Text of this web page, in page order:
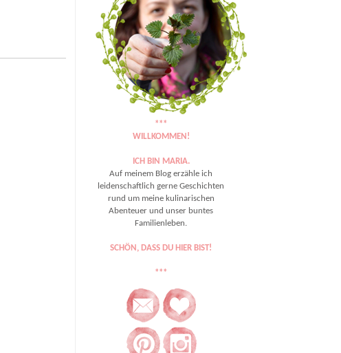
***
WILLKOMMEN!
ICH BIN MARIA.
Auf meinem Blog erzähle ich
leidenschaftlich gerne Geschichten
rund um meine kulinarischen
Abenteuer und unser buntes
Familienleben.
SCHÖN, DASS DU HIER BIST!
***